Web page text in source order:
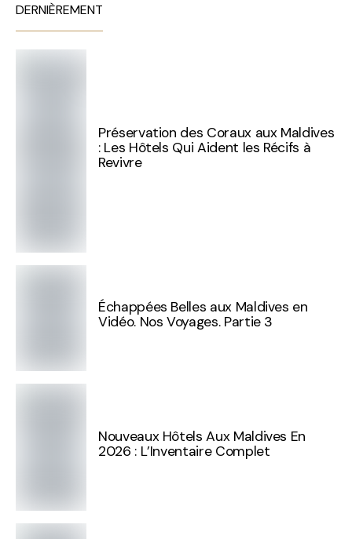
DERNIÈREMENT
Préservation des Coraux aux Maldives
: Les Hôtels Qui Aident les Récifs à
Revivre
Échappées Belles aux Maldives en
Vidéo. Nos Voyages. Partie 3
Nouveaux Hôtels Aux Maldives En
2026 : L’Inventaire Complet